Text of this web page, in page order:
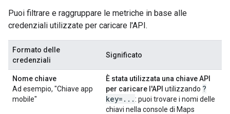
Puoi filtrare e raggruppare le metriche in base alle
credenziali utilizzate per caricare l'API.
Formato delle
credenziali
Significato
Nome chiave
Ad esempio, "Chiave app
mobile"
È stata utilizzata una chiave API
per caricare l'API utilizzando ?
key= . . .: puoi trovare i nomi delle
chiavi nella console di Maps